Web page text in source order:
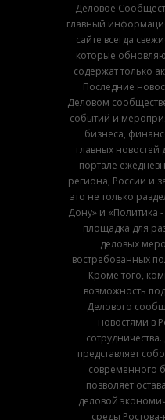
Деловое
главный
сайте всегда
которые
содержат только
Последние
Деловом
событий и
бизнеса,
главных
портале
региона, России и
это не только
Дону» и «Политика
площадка для
деловых
востребованных
Кроме того,
возможность
Делового
новостями в
представляет
современного
позволяет
деловой
среды